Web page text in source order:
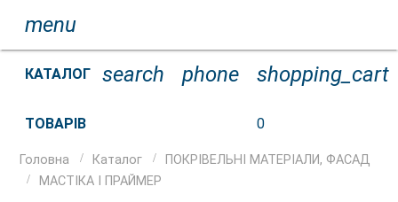
menu
КАТАЛОГ
ТОВАРІВ
search phone shopping_cart
0
Головна Каталог
ПОКРІВЕЛЬНІ МАТЕРІАЛИ, ФАСАД
МАСТІКА І ПРАЙМЕР